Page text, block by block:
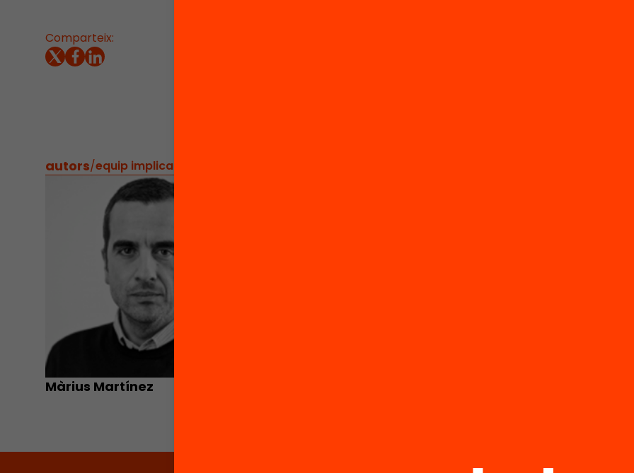
Comparteix:
autors/equip implicat
Màrius Martínez